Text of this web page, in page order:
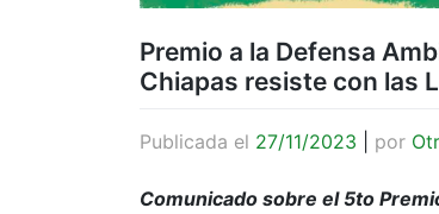
Premio a la Defensa
Chiapas resiste con las
Publicada el 27/11/2023 por
Comunicado sobre el 5to